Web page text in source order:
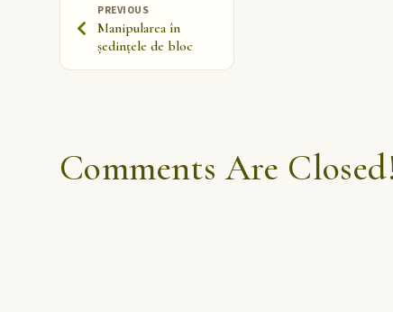
PREVIOUS
Manipularea în
ședințele de bloc
Comments Are